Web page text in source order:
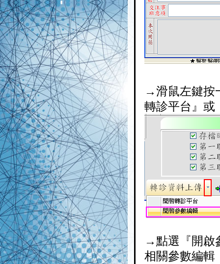
→滑鼠左鍵按
轉診平台』或
→點選『開啟
相關參數編輯